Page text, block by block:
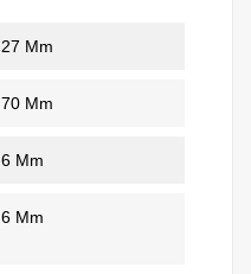
27 Mm
70 Mm
6 Mm
6 Mm